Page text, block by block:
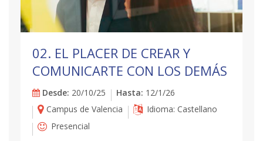
02. EL PLACER DE CREAR Y
COMUNICARTE CON LOS DEMÁS
Desde: 20/10/25 Hasta: 12/1/26
Campus de Valencia
Idioma: Castellano
Presencial